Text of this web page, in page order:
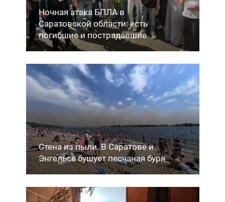
Ночная атака БПЛА в
Саратовской области: есть
погибшие и пострадавшие
Стена из пыли. В Саратове и
Энгельсе бушует песчаная буря